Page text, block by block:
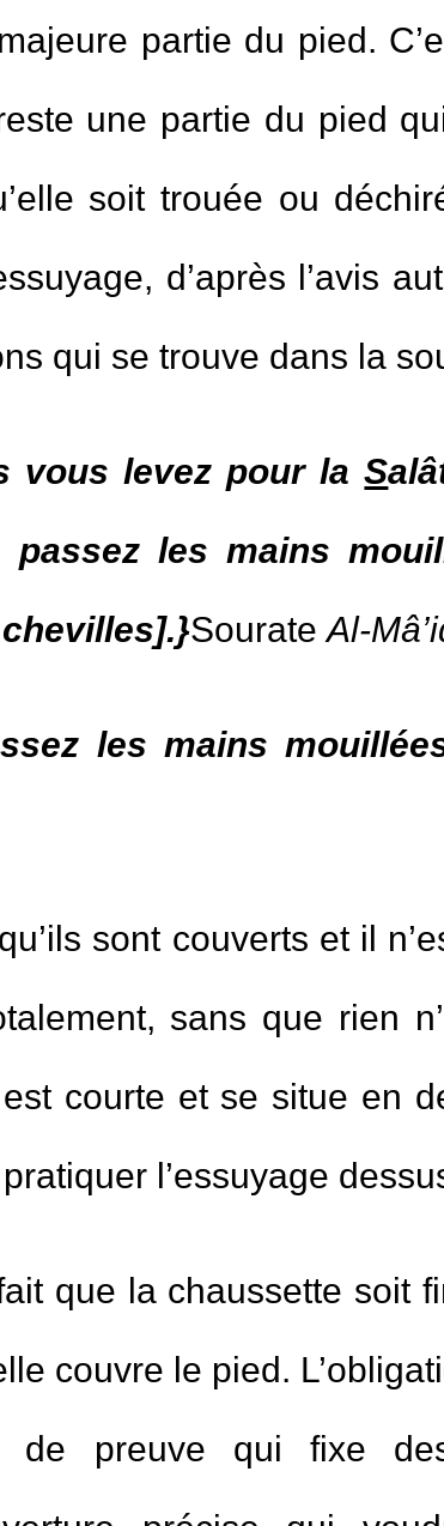
partie du pied.
une partie du pied
soit trouée ou
d’après l’avis
qui se trouve dans la
vous levez pour laS
les mains
SourateAl-
les mains
sont couverts et il
sans que rien
courte et se situe en
l’essuyage
que la chaussette soit
couvre le pied.
de preuve qui fixe
dans sa vie - Cheikh
2.Etudier dans un collège
3.la personne qui meurt
Est-il permis de jouer à
5.Participer à des
Vues8709 )
Vues6352 )